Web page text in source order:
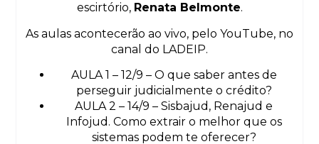
escirtório, Renata Belmonte.
As aulas acontecerão ao vivo, pelo YouTube, no
canal do LADEIP.
AULA 1 – 12/9 – O que saber antes de
perseguir judicialmente o crédito?
AULA 2 – 14/9 – Sisbajud, Renajud e
Infojud. Como extrair o melhor que os
sistemas podem te oferecer?